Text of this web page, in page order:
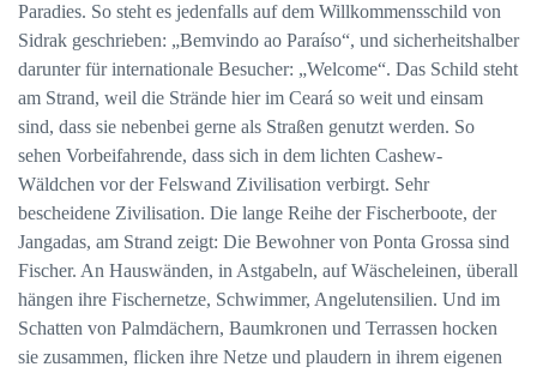
Paradies. So steht es jedenfalls auf dem Willkommensschild von
Sidrak geschrieben: „Bemvindo ao Paraíso“, und sicherheitshalber
darunter für internationale Besucher: „Welcome“. Das Schild steht
am Strand, weil die Strände hier im Ceará so weit und einsam
sind, dass sie nebenbei gerne als Straßen genutzt werden. So
sehen Vorbeifahrende, dass sich in dem lichten Cashew-
Wäldchen vor der Felswand Zivilisation verbirgt. Sehr
bescheidene Zivilisation. Die lange Reihe der Fischerboote, der
Jangadas, am Strand zeigt: Die Bewohner von Ponta Grossa sind
Fischer. An Hauswänden, in Astgabeln, auf Wäscheleinen, überall
hängen ihre Fischernetze, Schwimmer, Angelutensilien. Und im
Schatten von Palmdächern, Baumkronen und Terrassen hocken
sie zusammen, flicken ihre Netze und plaudern in ihrem eigenen